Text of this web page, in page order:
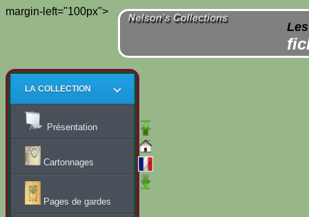
margin-left="100px">
LA COLLECTION
Présentation
Cartonnages
Pages de gardes